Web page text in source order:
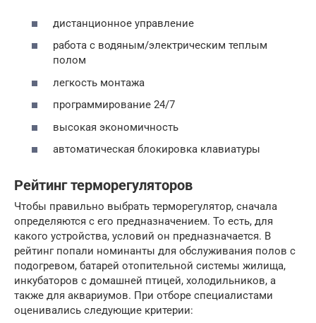
дистанционное управление
работа с водяным/электрическим теплым
полом
легкость монтажа
программирование 24/7
высокая экономичность
автоматическая блокировка клавиатуры
Рейтинг терморегуляторов
Чтобы правильно выбрать терморегулятор, сначала
определяются с его предназначением. То есть, для
какого устройства, условий он предназначается. В
рейтинг попали номинанты для обслуживания полов с
подогревом, батарей отопительной системы жилища,
инкубаторов с домашней птицей, холодильников, а
также для аквариумов. При отборе специалистами
оценивались следующие критерии: